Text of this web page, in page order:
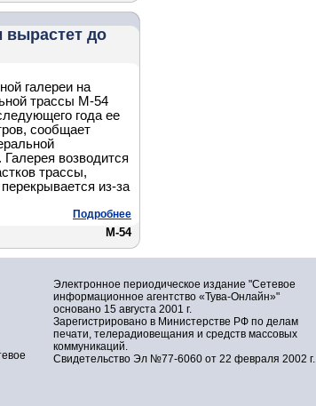
вырастет до
галереи на
трассы М-54
года ее
сообщает
возводится
трассы,
из-за
Подробнее
М-54
Электронное периодическое издание "Сетевое
информационное агентство «Тува-Онлайн»"
основано 15 августа 2001 г.
Зарегистрировано в Министерстве РФ по делам
печати, телерадиовещания и средств массовых
коммуникаций.
Свидетельство Эл №77-6060 от 22 февраля 2002 г.